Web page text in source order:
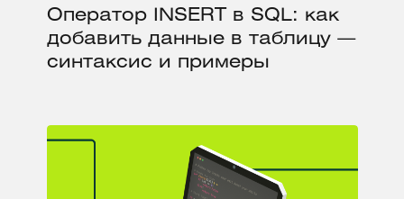
Оператор INSERT в SQL: как
добавить данные в таблицу —
синтаксис и примеры